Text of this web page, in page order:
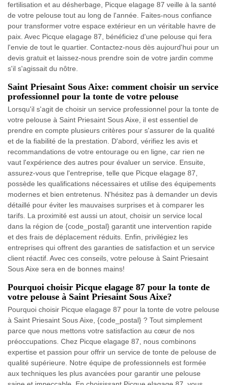
fertilisation et au désherbage, Picque elagage 87 veille à la santé
de votre pelouse tout au long de l'année. Faites-nous confiance
pour transformer votre espace extérieur en un véritable havre de
paix. Avec Picque elagage 87, bénéficiez d'une pelouse qui fera
l'envie de tout le quartier. Contactez-nous dès aujourd'hui pour un
devis gratuit et laissez-nous prendre soin de votre jardin comme
s'il s'agissait du nôtre.
Saint Priesaint Sous Aixe: comment choisir un service
professionnel pour la tonte de votre pelouse
Lorsqu'il s'agit de choisir un service professionnel pour la tonte de
votre pelouse à Saint Priesaint Sous Aixe, il est essentiel de
prendre en compte plusieurs critères pour s'assurer de la qualité
et de la fiabilité de la prestation. D'abord, vérifiez les avis et
recommandations de votre entourage ou en ligne, car rien ne
vaut l'expérience des autres pour évaluer un service. Ensuite,
assurez-vous que l'entreprise, telle que Picque elagage 87,
possède les qualifications nécessaires et utilise des équipements
modernes et bien entretenus. N'hésitez pas à demander un devis
détaillé pour éviter les mauvaises surprises et à comparer les
tarifs. La proximité est aussi un atout, choisir un service local
dans la région de {code_postal} garantit une intervention rapide
et des frais de déplacement réduits. Enfin, privilégiez les
entreprises qui offrent des garanties de satisfaction et un service
client réactif. Avec ces conseils, votre pelouse à Saint Priesaint
Sous Aixe sera en de bonnes mains!
Pourquoi choisir Picque elagage 87 pour la tonte de
votre pelouse à Saint Priesaint Sous Aixe?
Pourquoi choisir Picque elagage 87 pour la tonte de votre pelouse
à Saint Priesaint Sous Aixe, {code_postal} ? Tout simplement
parce que nous mettons votre satisfaction au cœur de nos
préoccupations. Chez Picque elagage 87, nous combinons
expertise et passion pour offrir un service de tonte de pelouse de
qualité supérieure. Notre équipe de professionnels est formée
aux techniques les plus avancées pour garantir une pelouse